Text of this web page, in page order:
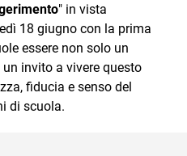
" in vista
18 giugno con la prima
essere non solo un
invito a vivere questo
fiducia e senso del
di scuola.